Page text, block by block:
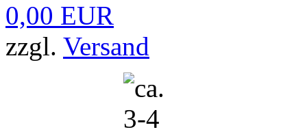
0,00 EUR
zzgl. Versand